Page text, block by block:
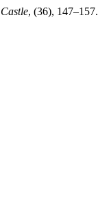
, (36), 147–157.